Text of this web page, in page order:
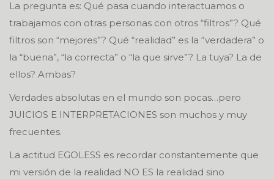
La pregunta es: Qué pasa cuando interactuamos o
trabajamos con otras personas con otros “filtros”? Qué
filtros son “mejores”? Qué “realidad” es la “verdadera” o
la “buena”, “la correcta” o “la que sirve”? La tuya? La de
ellos? Ambas?
Verdades absolutas en el mundo son pocas…pero
JUICIOS E INTERPRETACIONES son muchos y muy
frecuentes.
La actitud EGOLESS es recordar constantemente que
mi versión de la realidad NO ES la realidad sino